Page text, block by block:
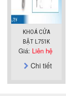
KHOÁ CỬA
BẬT L751K
Giá: Liên hệ
Chi tiết